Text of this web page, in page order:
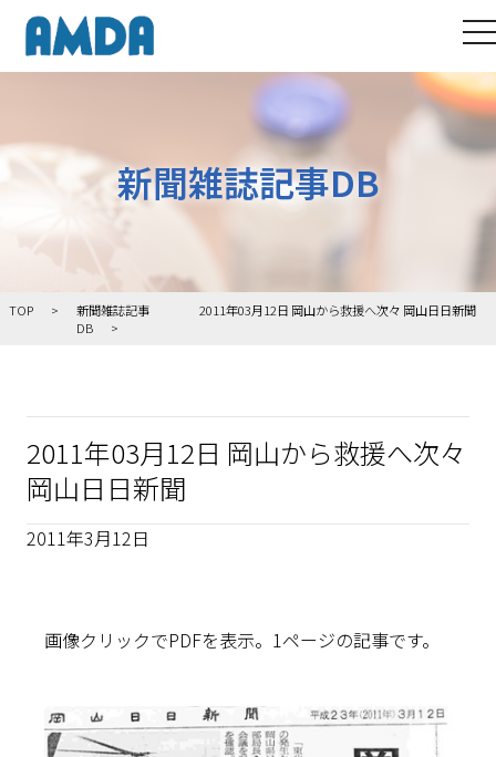
新聞雑誌記事DB
TOP
新聞雑誌記事
DB
2011年03月12日 岡山から救援へ次々 岡山日日新聞
2011年03月12日 岡山から救援へ次々
岡山日日新聞
2011年3月12日
画像クリックでPDFを表示。1ページの記事です。